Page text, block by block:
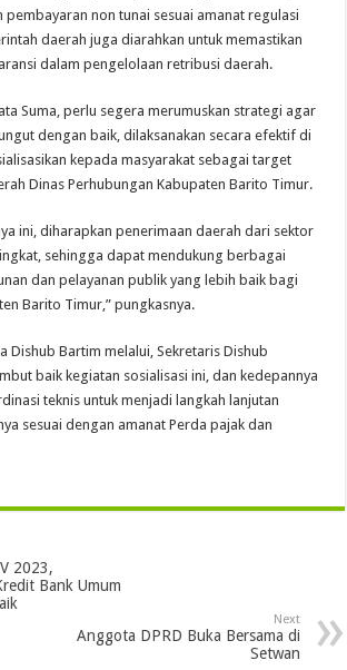
pembayaran non tunai sesuai amanat regulasi
daerah juga diarahkan untuk memastikan
dalam pengelolaan retribusi daerah.
Suma, perlu segera merumuskan strategi agar
dengan baik, dilaksanakan secara efektif di
kepada masyarakat sebagai target
Dinas Perhubungan Kabupaten Barito Timur.
ini, diharapkan penerimaan daerah dari sektor
sehingga dapat mendukung berbagai
dan pelayanan publik yang lebih baik bagi
Barito Timur,” pungkasnya.
Dishub Bartim melalui, Sekretaris Dishub
baik kegiatan sosialisasi ini, dan kedepannya
teknis untuk menjadi langkah lanjutan
sesuai dengan amanat Perda pajak dan
2023,
Bank Umum
Next
Anggota DPRD Buka Bersama di
Setwan